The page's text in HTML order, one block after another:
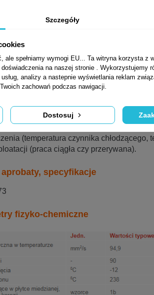
sprężarek powietrza CORALIA L-
składzie dodatki bezpopiołowe lub
powierza CORALIA L-DAA są
rotacyjnych łopatkowych, smarowanych
sprężarki (lekkie, średnie, ciężkie)
(temperatura czynnika chłodzącego,
(praca ciągła czy przerywana).
aprobaty, specyfikacje
fizyko-chemiczne
Szczegóły
ale spełniamy wymogi EU... Ta witryna korzysta z
na naszej stronie . Wykorzystujemy
analizy a nastepnie wyświetlania reklam
zachowań podczas nawigacji.
Dostosuj